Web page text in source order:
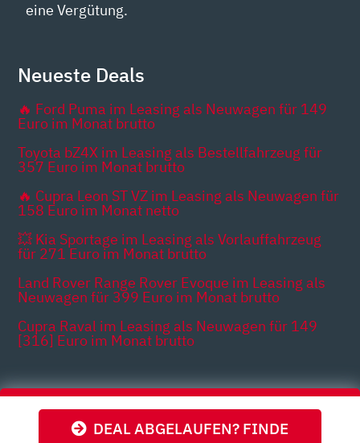
DEAL ABGELAUFEN? FINDE
eine Vergütung.
Neueste Deals
🔥 Ford Puma im Leasing als Neuwagen für 149
Euro im Monat brutto
Toyota bZ4X im Leasing als Bestellfahrzeug für
357 Euro im Monat brutto
🔥 Cupra Leon ST VZ im Leasing als Neuwagen für
158 Euro im Monat netto
💥 Kia Sportage im Leasing als Vorlauffahrzeug
für 271 Euro im Monat brutto
Land Rover Range Rover Evoque im Leasing als
Neuwagen für 399 Euro im Monat brutto
Cupra Raval im Leasing als Neuwagen für 149
[316] Euro im Monat brutto